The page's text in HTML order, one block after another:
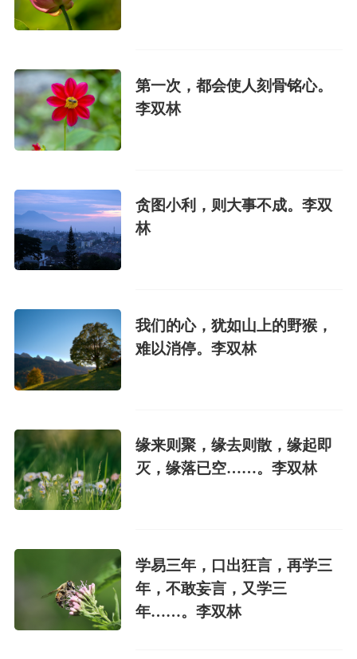
第一次，都会使人刻骨铭心。
李双林
贪图小利，则大事不成。李双
林
我们的心，犹如山上的野猴，
难以消停。李双林
缘来则聚，缘去则散，缘起即
灭，缘落已空……。李双林
学易三年，口出狂言，再学三
年，不敢妄言，又学三
年……。李双林